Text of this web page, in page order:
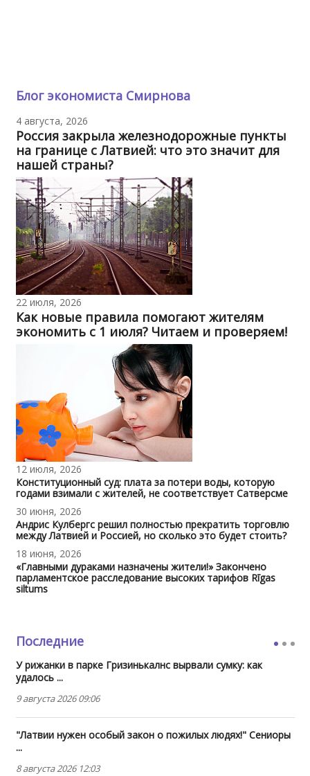
Блог экономиста Смирнова
4 августа, 2026
Россия закрыла железнодорожные пункты
на границе с Латвией: что это значит для
нашей страны?
22 июля, 2026
Как новые правила помогают жителям
экономить с 1 июля? Читаем и проверяем!
12 июля, 2026
Конституционный суд: плата за потери воды, которую
годами взимали с жителей, не соответствует Сатверсме
30 июня, 2026
Андрис Кулбергс решил полностью прекратить торговлю
между Латвией и Россией, но сколько это будет стоить?
18 июня, 2026
«Главными дураками назначены жители!» Закончено
парламентское расследование высоких тарифов Rīgas
siltums
Последние
У рижанки в парке Гризинькалнс вырвали сумку: как
удалось ...
9 августа 2026 09:06
"Латвии нужен особый закон о пожилых людях!" Сениоры
...
8 августа 2026 12:03